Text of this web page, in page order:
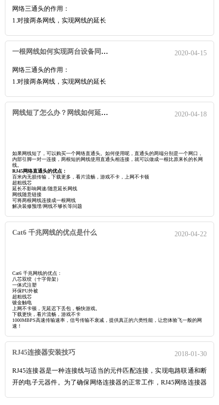
户使用时，时时刻刻在为您公司免费打广告
网络三通头的作用：
1.对接两条网线，实现网线的延长
使用场景：
场景1.在家庭装修中，从路由器到客厅，或者房间只会在墙体分别预
埋一条网线，如果房间里面有两个设备需要
需要一条网线，打印机同时也需要一条网线
，打印机路由共享的好处是，其他房间的电脑设备可以远程直接实现
一根网线如何实现两台设备同时上网？ 2020-04-15
网络三通头的作用：
1.对接两条网线，实现网线的延长
使用场景：
联网，常见的情况是电脑和打印机，打印机通过路由共享，此时电脑
需要一条网线，打印机同时也需要一条网线
，打印机路由共享的好处是，其他房间的电脑设备可以远程直接实现
打印需求，打印机不必和一台开机的电脑相
连，其他电脑才能打印
网线短了怎么办？网线如何延长？ 2020-04-18
如果网线短了，可以购买一个网络直通头。如何使用呢，直通头的两端分别是一个网口，
内部引脚一对一连接，两根短的网线使用直通头相连接，就可以做成一根比原来长的长网
线。
RJ45网络直通头的优点：
百米内无损传输，下载更多，看片流畅，游戏不卡，上网不卡顿
超粗线芯
延长不影响网速/随意延长网线
网线随意链接
可将两根网线连接成一根网线
解决装修预埋/网线不够长等问题
Cat6 千兆网线的优点是什么 2020-04-22
Cat6 千兆网线的优点：
八芯双绞（十字骨架）
一体式注塑
环保PU外被
超粗线芯
镀金触电
上网不卡顿，无延迟下丢包，畅快游戏。
下载更快，看片流畅，游戏不卡
1000MBPS高速传输速率，信号传输不衰减，提供真正的六类性能，让您体验飞一般的网
速！
RJ45连接器安装技巧 2018-01-30
RJ45连接器是一种连接线与适当的元件匹配连接，实现电路联通和断
开的电子元器件。为了确保网络连接器的正常工作，RJ45网络连接器